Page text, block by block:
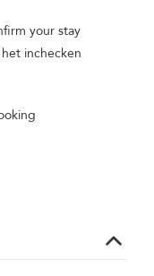
your stay
inchecken